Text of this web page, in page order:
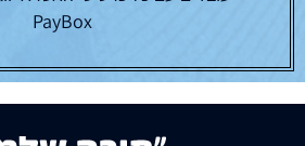
PayBox